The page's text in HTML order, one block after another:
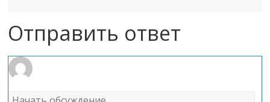
Отправить ответ